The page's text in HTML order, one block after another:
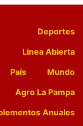
Deportes
Linea Abierta
País
Mundo
Agro La Pampa
Anuales